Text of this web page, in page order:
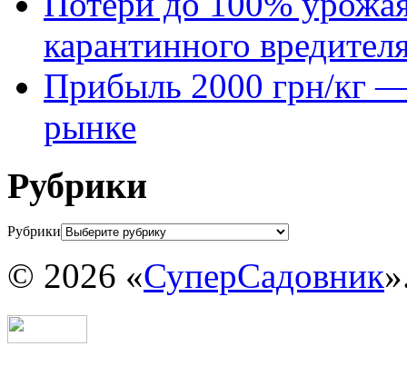
карантинного
Прибыль 2000 грн/кг —
рынке
Рубрики
Рубрики
© 2026 «СуперСадовник